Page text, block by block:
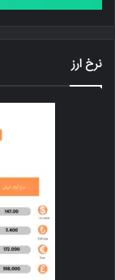
نرخ ارز